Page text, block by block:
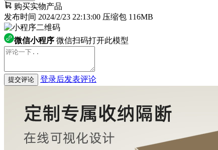
购买实物产品
发布时间 2024/2/23 22:13:00 压缩包 116MB
微信小程序 微信扫码打开此模型
提交评论 登录后发表评论